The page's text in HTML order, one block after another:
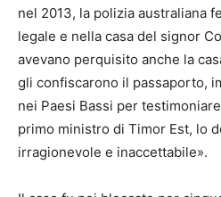
nel 2013, la polizia australiana
legale e nella casa del signor
avevano perquisito anche la
gli confiscarono il passaporto,
nei Paesi Bassi per
primo ministro di Timor Est, lo
irragionevole e inaccettabile».